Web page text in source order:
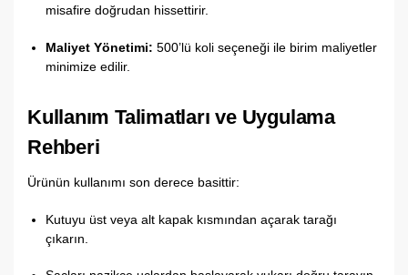
misafire doğrudan hissettirir.
Maliyet Yönetimi: 500’lü koli seçeneği ile birim maliyetler
minimize edilir.
Kullanım Talimatları ve Uygulama
Rehberi
Ürünün kullanımı son derece basittir:
Kutuyu üst veya alt kapak kısmından açarak tarağı
çıkarın.